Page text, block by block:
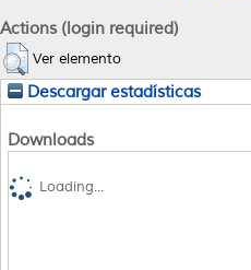
Actions (login required)
Ver elemento
Descargar estadísticas
Downloads
Loading...